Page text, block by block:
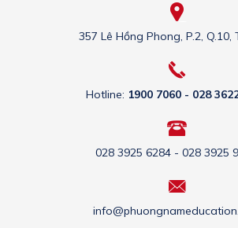
357 Lê Hồng Phong, P.2, Q.10,
Hotline: 1900 7060 - 028
028 3925 6284 - 028 3925